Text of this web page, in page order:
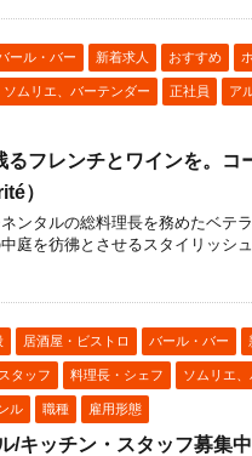
ール・バー 新着求人 おすすめ
ソムリエ、バーテンダー 正社員 ア
フレンチとワインを。コ
）
ンタルの総料理長を務めたベテ
庭を彷彿とさせるスタイリッシ
居酒屋・ビストロ バール・バー
タッフ 料理長・シェフ ソムリエ
ル 職種 雇用形態
/キッチン・スタッフ募集